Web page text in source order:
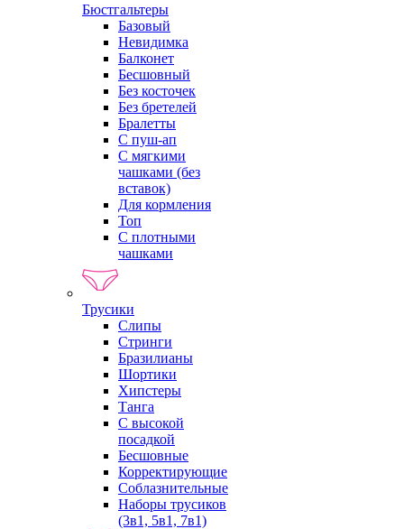
Бюстгальтеры
Базовый
Невидимка
Балконет
Бесшовный
Без косточек
Без бретелей
Бралетты
С пуш-ап
С мягкими
чашками (без
вставок)
Для кормления
Топ
С плотными
чашками
Трусики
Слипы
Стринги
Бразилианы
Шортики
Хипстеры
Танга
С высокой
посадкой
Бесшовные
Корректирующие
Соблазнительные
Наборы трусиков
(3в1, 5в1, 7в1)